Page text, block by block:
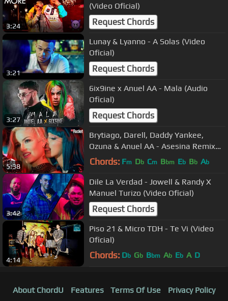
3:24
(Video Oficial)
Request Chords
3:21
Lunay & Lyanno - A Solas (Video
Oficial)
Request Chords
3:27
6ix9ine x Anuel AA - Mala (Audio
Oficial)
Request Chords
5:38
Brytiago, Darell, Daddy Yankee,
Ozuna & Anuel AA - Asesina Remix
(Video Oficial)
Chords: Fm Db Cm Bbm Eb Bb Ab
3:42
Dile La Verdad - Jowell & Randy X
Manuel Turizo (Video Oficial)
Request Chords
4:14
Piso 21 & Micro TDH - Te Vi (Video
Oficial)
Chords: Db Gb Bbm Ab Eb A D
About ChordU Features Terms Of Use Privacy Policy